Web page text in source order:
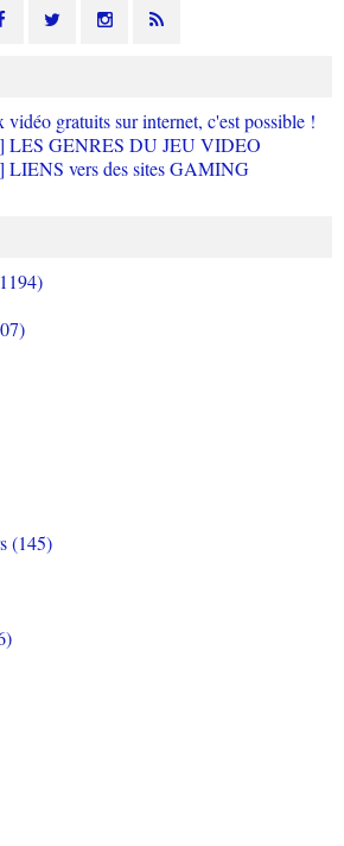
gratuits sur internet, c'est possible !
GENRES DU JEU VIDEO
vers des sites GAMING
(145)